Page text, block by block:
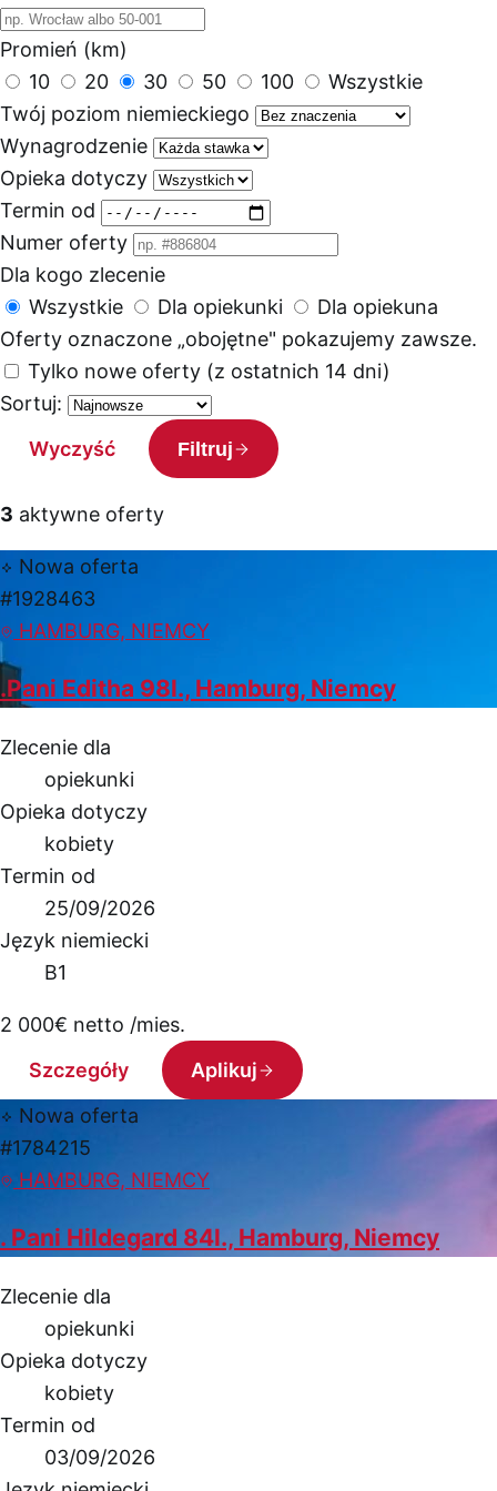
Promień (km)
10
20 30 50 100
Wszystkie
Twój poziom niemieckiego
Wynagrodzenie
Opieka dotyczy
Termin od
Numer oferty
Dla kogo zlecenie
Wszystkie
Dla opiekunki
Dla opiekuna
Oferty oznaczone „obojętne" pokazujemy zawsze.
Tylko nowe oferty (z ostatnich 14 dni)
Sortuj:
Wyczyść
Filtruj
3 aktywne oferty
Nowa oferta
#1928463
HAMBURG, NIEMCY
.Pani Editha 98l., Hamburg, Niemcy
Zlecenie dla
opiekunki
Opieka dotyczy
kobiety
Termin od
25/09/2026
Język niemiecki
B1
2 000€ netto /mies.
Szczegóły
Aplikuj
Nowa oferta
#1784215
HAMBURG, NIEMCY
. Pani Hildegard 84l., Hamburg, Niemcy
Zlecenie dla
opiekunki
Opieka dotyczy
kobiety
Termin od
03/09/2026